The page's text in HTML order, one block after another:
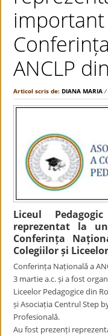
ANCLP
Articol scris de:DIANA MARIA /
Liceul
reprezentat la
Conferința
Colegiilor și
Conferința Națională a
3 martie a.c. și a fost
Liceelor Pedagogice din
și Asociația Centrul Step
Profesională.
Au fost prezenți